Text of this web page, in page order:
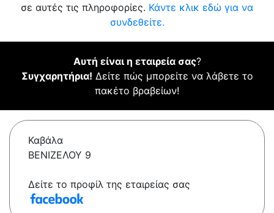
σε αυτές τις πληροφορίες. Κάντε κλικ εδώ για να
συνδεθείτε.
Αυτή είναι η εταιρεία σας?
Συγχαρητήρια! Δείτε πώς μπορείτε να λάβετε το
πακέτο βραβείων!
Καβάλα
ΒΕΝΙΖΕΛΟΥ 9
Δείτε το προφίλ της εταιρείας σας